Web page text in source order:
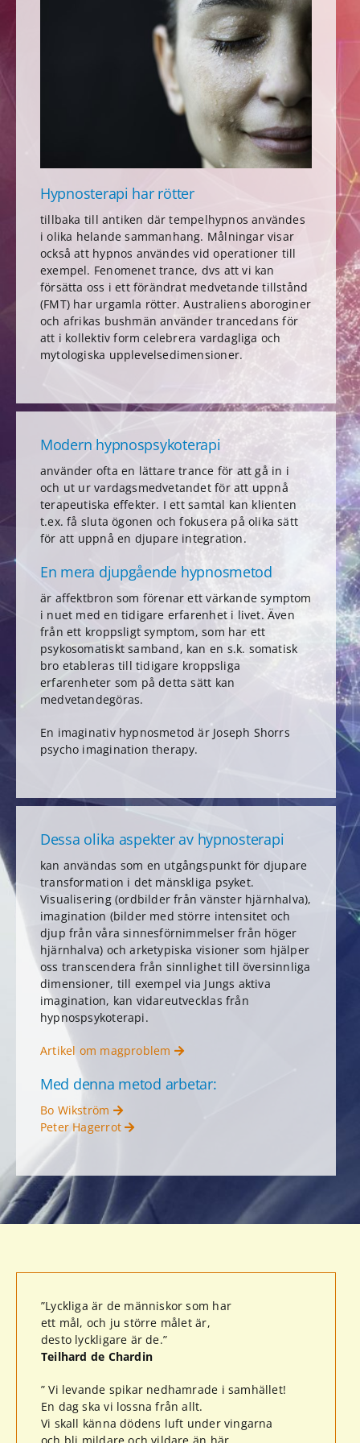
Hypnosterapi har rötter
tillbaka till antiken där tempelhypnos användes
i olika helande sammanhang. Målningar visar
också att hypnos användes vid operationer till
exempel. Fenomenet trance, dvs att vi kan
försätta oss i ett förändrat medvetande tillstånd
(FMT) har urgamla rötter. Australiens aboroginer
och afrikas bushmän använder trancedans för
att i kollektiv form celebrera vardagliga och
mytologiska upplevelsedimensioner.
Modern hypnospsykoterapi
använder ofta en lättare trance för att gå in i
och ut ur vardagsmedvetandet för att uppnå
terapeutiska effekter. I ett samtal kan klienten
t.ex. få sluta ögonen och fokusera på olika sätt
för att uppnå en djupare integration.
En mera djupgående hypnosmetod
är affektbron som förenar ett värkande symptom
i nuet med en tidigare erfarenhet i livet. Även
från ett kroppsligt symptom, som har ett
psykosomatiskt samband, kan en s.k. somatisk
bro etableras till tidigare kroppsliga
erfarenheter som på detta sätt kan
medvetandegöras.
En imaginativ hypnosmetod är Joseph Shorrs
psycho imagination therapy.
Dessa olika aspekter av hypnosterapi
kan användas som en utgångspunkt för djupare
transformation i det mänskliga psyket.
Visualisering (ordbilder från vänster hjärnhalva),
imagination (bilder med större intensitet och
djup från våra sinnesförnimmelser från höger
hjärnhalva) och arketypiska visioner som hjälper
oss transcendera från sinnlighet till översinnliga
dimensioner, till exempel via Jungs aktiva
imagination, kan vidareutvecklas från
hypnospsykoterapi.
Artikel om magproblem
Med denna metod arbetar:
Bo Wikström
Peter Hagerrot
”Lyckliga är de människor som har
ett mål, och ju större målet är,
desto lyckligare är de.”
Teilhard de Chardin
” Vi levande spikar nedhamrade i samhället!
En dag ska vi lossna från allt.
Vi skall känna dödens luft under vingarna